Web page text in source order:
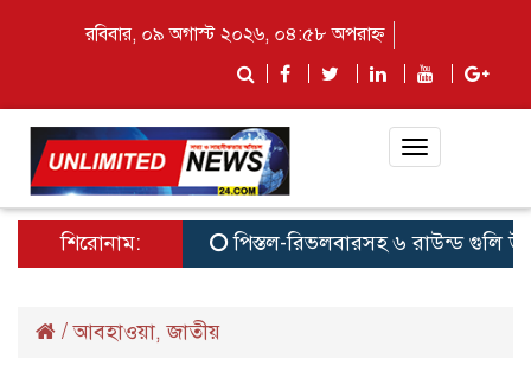
রবিবার, ০৯ অগাস্ট ২০২৬, ০৪:৫৮ অপরাহ্ন
Toggle
শিরোনাম: পিস্তল-রিভলবারসহ ৬ রাউন্ড গুলি উদ্ধার
/আবহাওয়া,জাতীয়